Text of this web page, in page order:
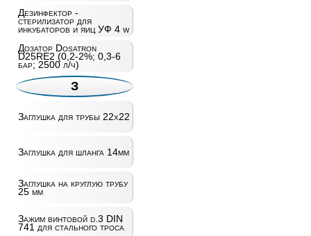
Дезинфектор -
стерилизатор для
инкубаторов и яиц УФ 4 w
Дозатор Dosatron
D25RE2 (0,2-2%; 0,3-6
бар; 2500 л/ч)
З
Заглушка для трубы 22х22
Заглушка для шланга 14мм
Заглушка на круглую трубу
25 мм
Зажим винтовой d.3 DIN
741 для стального троса